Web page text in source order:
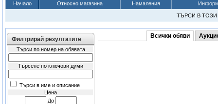
Начало Относно магазина Намаления
ТЪРСИ В
Филтрирай резултатите
Търси по номер на обявата
Търсене по ключови думи
Търси в име и описание
Цена
До
Всички обяви